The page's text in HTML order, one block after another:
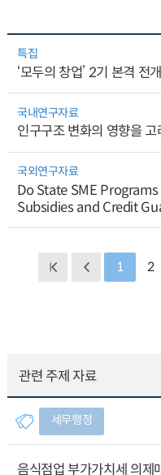
특집
‘모두의 창업’ 2기 본격 전
국내연구자료
인구구조 변화의 영향을
국외연구자료
Do State SME
Subsidies and Credit
1 2
관련 주제 자료
세무행정
음식점업 부가가치세 의제